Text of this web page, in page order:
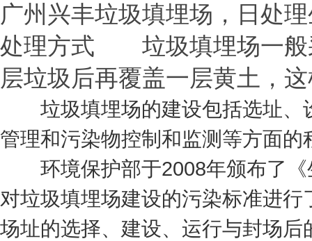
广州兴丰垃圾填埋场，日处
处理方式 垃圾填埋场一般
层垃圾后再覆盖一层黄土，
垃圾填埋场的建设包括选址、
管理和污染物控制和监测等方面的
环境保护部于2008年颁布了《
对垃圾填埋场建设的污染标准进
场址的选择、建设、运行与封场